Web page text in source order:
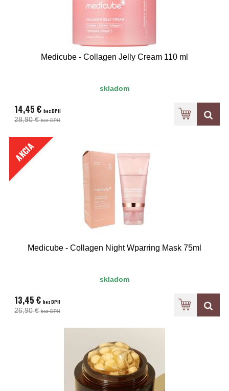
Medicube - Collagen Jelly Cream 110 ml
skladom
14,45 € bez DPH
28,90 €bez DPH
AKCIA
Medicube - Collagen Night Wparring Mask 75ml
skladom
13,45 € bez DPH
26,90 €bez DPH